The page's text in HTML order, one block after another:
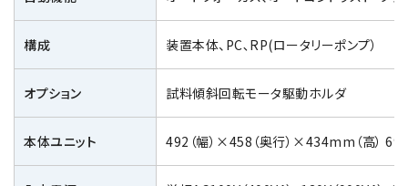
構成 装置本体、PC､RP(ロータリーポンプ）
オプション 試料傾斜回転モータ駆動ホルダ
本体ユニット 492（幅）×458（奥行）×434mm（高）